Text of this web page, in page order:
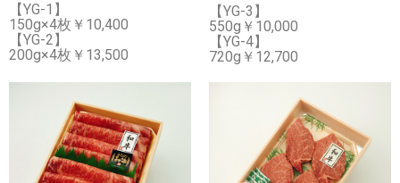
【YG-1】
150g×4枚￥10,400
【YG-2】
200g×4枚￥13,500
【YG-3】
550g￥10,000
【YG-4】
720g￥12,700